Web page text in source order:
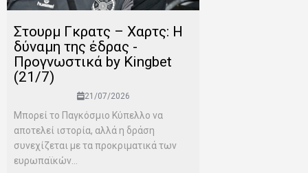
Στουρμ Γκρατς – Χαρτς: Η
δύναμη της έδρας -
Προγνωστικά by Kingbet
(21/7)
21/07/2026
Μπορεί το Παγκόσμιο Κύπελλο να
αποτελεί ιστορία, αλλά η δράση
συνεχίζεται με τα προκριματικά των
ευρωπαϊκών...